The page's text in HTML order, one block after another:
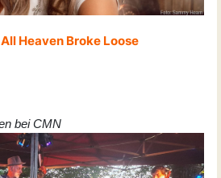
Heaven Broke Loose
bei CMN